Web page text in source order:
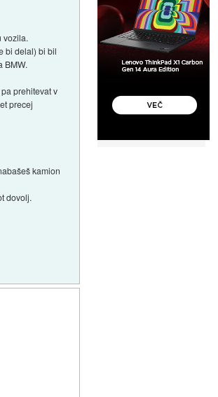
vozila.
bi delal) bi bil
BMW.
prehitevat v
precej
kamion
dovolj.